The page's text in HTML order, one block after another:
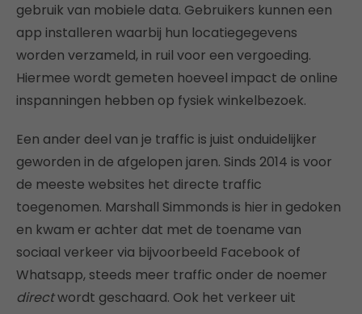
gebruik van mobiele data. Gebruikers kunnen een
app installeren waarbij hun locatiegegevens
worden verzameld, in ruil voor een vergoeding.
Hiermee wordt gemeten hoeveel impact de online
inspanningen hebben op fysiek winkelbezoek.
Een ander deel van je traffic is juist onduidelijker
geworden in de afgelopen jaren. Sinds 2014 is voor
de meeste websites het directe traffic
toegenomen. Marshall Simmonds is hier in gedoken
en kwam er achter dat met de toename van
sociaal verkeer via bijvoorbeeld Facebook of
Whatsapp, steeds meer traffic onder de noemer
directwordt geschaard. Ook het verkeer uit